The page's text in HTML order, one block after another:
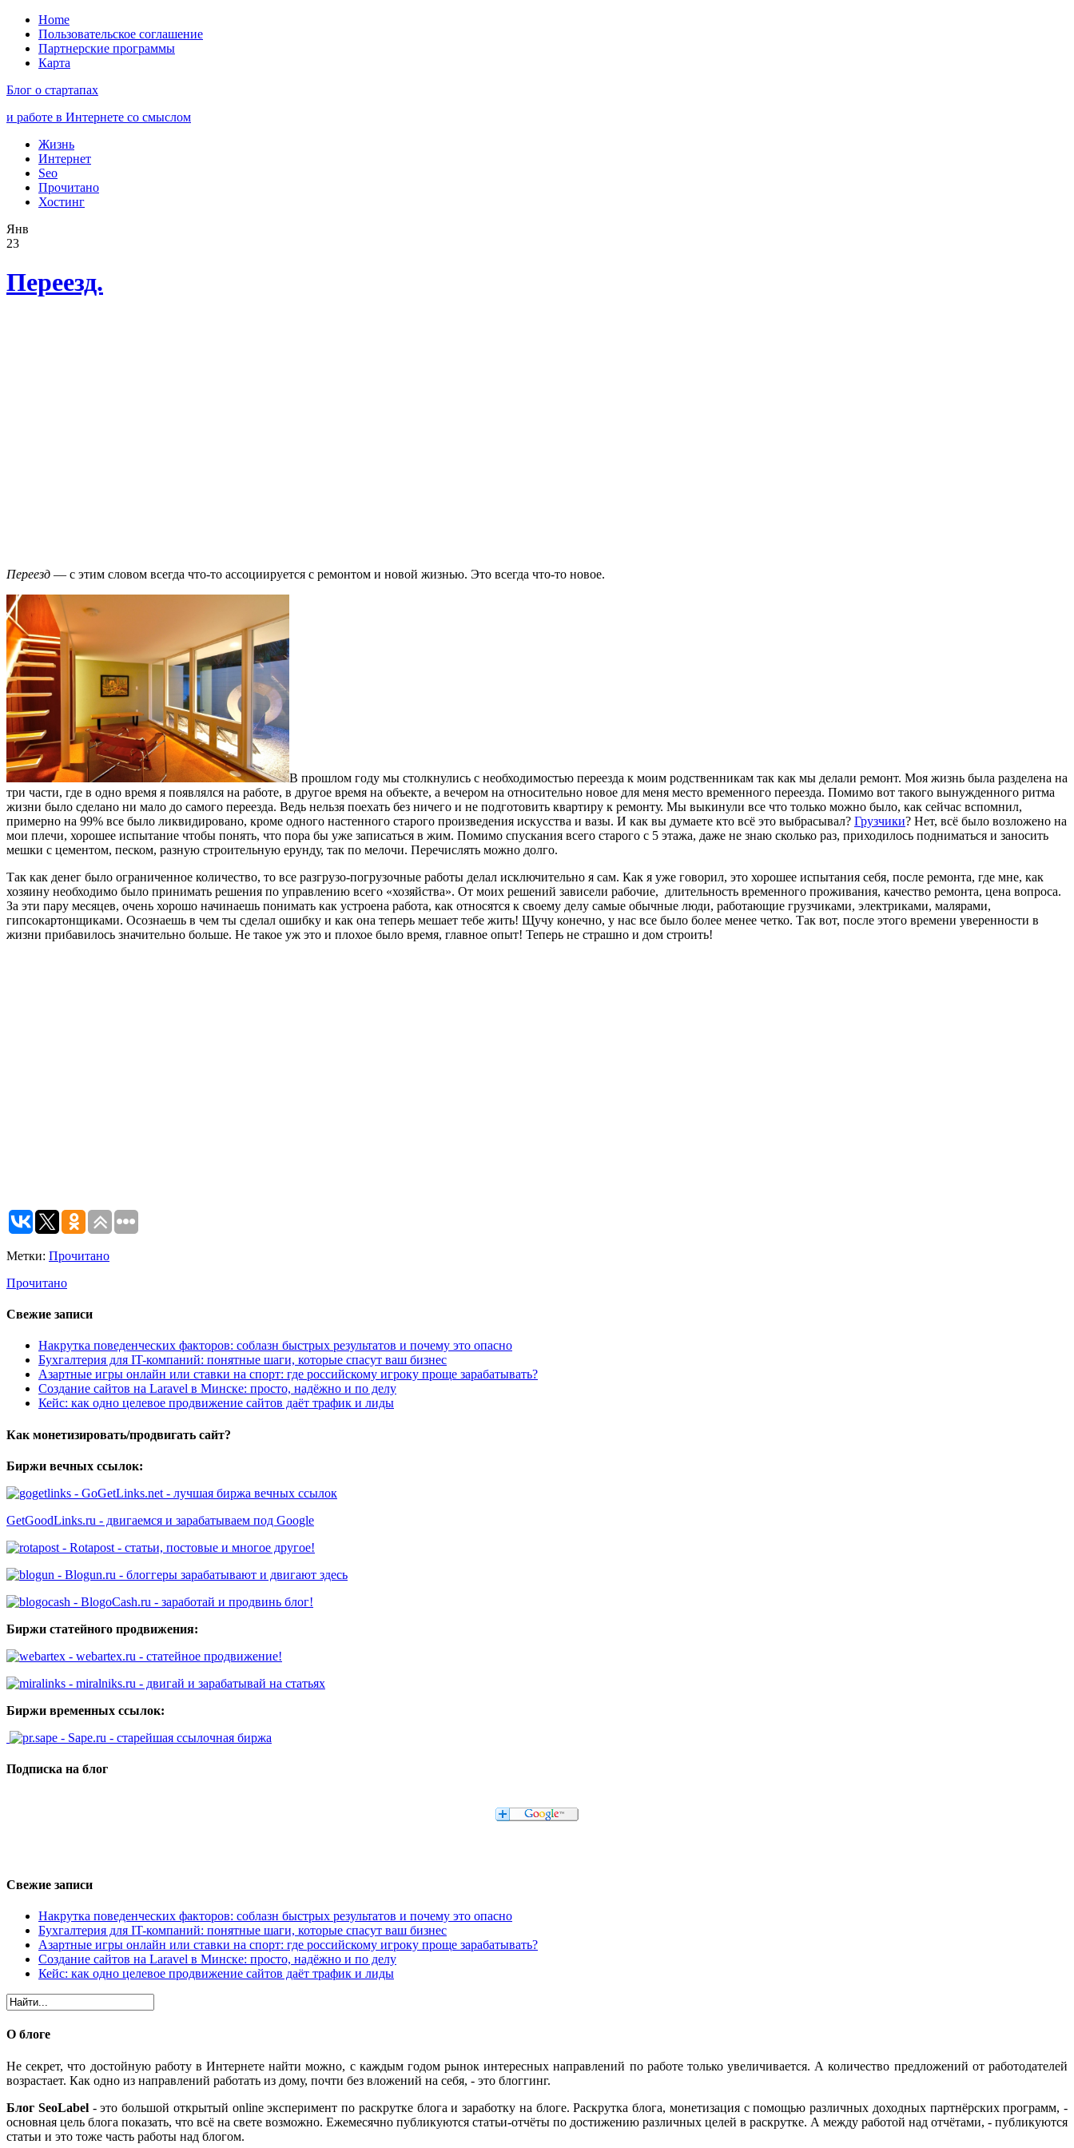
Home
Пользовательское соглашение
Партнерские программы
Карта
Блог о стартапах
и работе в Интернете со смыслом
Жизнь
Интернет
Seo
Прочитано
Хостинг
Янв
23
Переезд.
Переезд — с этим словом всегда что-то ассоциируется с ремонтом и новой жизнью. Это всегда что-то новое.
В прошлом году мы столкнулись с необходимостью переезда к моим родственникам так как мы делали ремонт. Моя жизнь была разделена на
три части, где в одно время я появлялся на работе, в другое время на объекте, а вечером на относительно новое для меня место временного переезда. Помимо вот такого вынужденного ритма
жизни было сделано ни мало до самого переезда. Ведь нельзя поехать без ничего и не подготовить квартиру к ремонту. Мы выкинули все что только можно было, как сейчас вспомнил,
примерно на 99% все было ликвидировано, кроме одного настенного старого произведения искусства и вазы. И как вы думаете кто всё это выбрасывал? Грузчики? Нет, всё было возложено на
мои плечи, хорошее испытание чтобы понять, что пора бы уже записаться в жим. Помимо спускания всего старого с 5 этажа, даже не знаю сколько раз, приходилось подниматься и заносить
мешки с цементом, песком, разную строительную ерунду, так по мелочи. Перечислять можно долго.
Так как денег было ограниченное количество, то все разгрузо-погрузочные работы делал исключительно я сам. Как я уже говорил, это хорошее испытания себя, после ремонта, где мне, как
хозяину необходимо было принимать решения по управлению всего «хозяйства». От моих решений зависели рабочие, длительность временного проживания, качество ремонта, цена вопроса.
За эти пару месяцев, очень хорошо начинаешь понимать как устроена работа, как относятся к своему делу самые обычные люди, работающие грузчиками, электриками, малярами,
гипсокартонщиками. Осознаешь в чем ты сделал ошибку и как она теперь мешает тебе жить! Щучу конечно, у нас все было более менее четко. Так вот, после этого времени уверенности в
жизни прибавилось значительно больше. Не такое уж это и плохое было время, главное опыт! Теперь не страшно и дом строить!
Метки: Прочитано
Прочитано
Свежие записи
Накрутка поведенческих факторов: соблазн быстрых результатов и почему это опасно
Бухгалтерия для IT-компаний: понятные шаги, которые спасут ваш бизнес
Азартные игры онлайн или ставки на спорт: где российскому игроку проще зарабатывать?
Создание сайтов на Laravel в Минске: просто, надёжно и по делу
Кейс: как одно целевое продвижение сайтов даёт трафик и лиды
Как монетизировать/продвигать сайт?
Биржи вечных ссылок:
- GoGetLinks.net - лучшая биржа вечных ссылок
GetGoodLinks.ru - двигаемся и зарабатываем под Google
- Rotapost - статьи, постовые и многое другое!
- Blogun.ru - блоггеры зарабатывают и двигают здесь
- BlogoCash.ru - заработай и продвинь блог!
Биржи статейного продвижения:
- webartex.ru - статейное продвижение!
- miralniks.ru - двигай и зарабатывай на статьях
Биржи временных ссылок:
- Sape.ru - старейшая ссылочная биржа
Подписка на блог
Свежие записи
Накрутка поведенческих факторов: соблазн быстрых результатов и почему это опасно
Бухгалтерия для IT-компаний: понятные шаги, которые спасут ваш бизнес
Азартные игры онлайн или ставки на спорт: где российскому игроку проще зарабатывать?
Создание сайтов на Laravel в Минске: просто, надёжно и по делу
Кейс: как одно целевое продвижение сайтов даёт трафик и лиды
О блоге
Не секрет, что достойную работу в Интернете найти можно, с каждым годом рынок интересных направлений по работе только увеличивается. А количество предложений от работодателей
возрастает. Как одно из направлений работать из дому, почти без вложений на себя, - это блоггинг.
Блог SeoLabel- это большой открытый online эксперимент по раскрутке блога и заработку на блоге. Раскрутка блога, монетизация с помощью различных доходных партнёрских программ, -
основная цель блога показать, что всё на свете возможно. Ежемесячно публикуются статьи-отчёты по достижению различных целей в раскрутке. А между работой над отчётами, - публикуются
статьи и это тоже часть работы над блогом.